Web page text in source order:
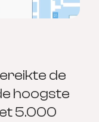
de
hoogste
5.000